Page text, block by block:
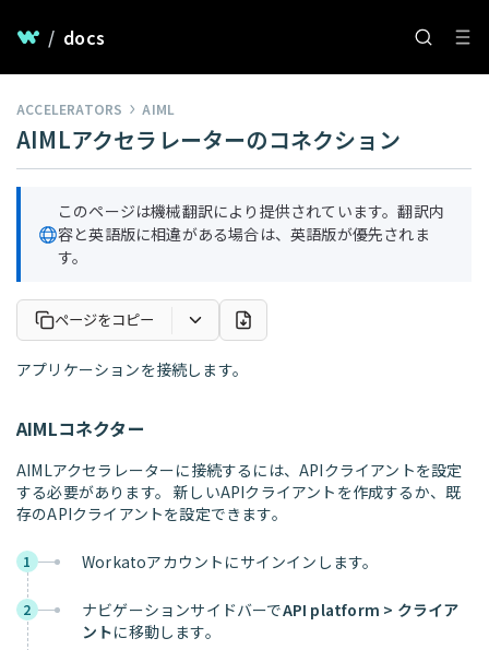
/ docs
ACCELERATORS AIML
AIMLアクセラレーターのコネクション
このページは機械翻訳により提供されています。翻訳内
容と英語版に相違がある場合は、英語版が優先されま
す。
ページをコピー
アプリケーションを接続します。
AIMLコネクター
AIMLアクセラレーターに接続するには、APIクライアントを設定
する必要があります。 新しいAPIクライアントを作成するか、既
存のAPIクライアントを設定できます。
1 Workatoアカウントにサインインします。
2 ナビゲーションサイドバーでAPI platform > クライア
ントに移動します。